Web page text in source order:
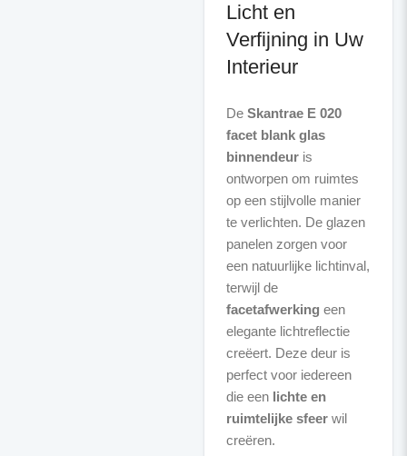
Licht en
Verfijning in Uw
Interieur
De Skantrae E 020
facet blank glas
binnendeuris
ontworpen om ruimtes
op een stijlvolle manier
te verlichten. De glazen
panelen zorgen voor
een natuurlijke lichtinval,
terwijl de
facetafwerking een
elegante lichtreflectie
creëert. Deze deur is
perfect voor iedereen
die een lichte en
ruimtelijke sfeerwil
creëren.